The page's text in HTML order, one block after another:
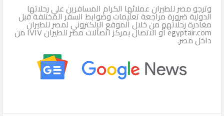
وترجو مصر للطيران عملائها الكرام المسافرين علي رحلاتها
الدولية ضرورة مراجعة تعليمات وضوابط السفر المختلفة قبل
مغادرة رحلاتهم من خلال الموقع الإلكتروني لمصر للطيران
egyptair.com أو الاتصال بمركز اتصالات مصر للطيران ١٧١٧ من
داخل مصر.